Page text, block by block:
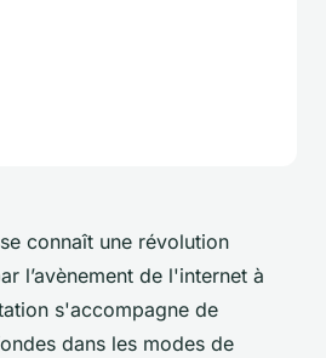
connaît une révolution
l’avènement de l'internet à
s'accompagne de
dans les modes de